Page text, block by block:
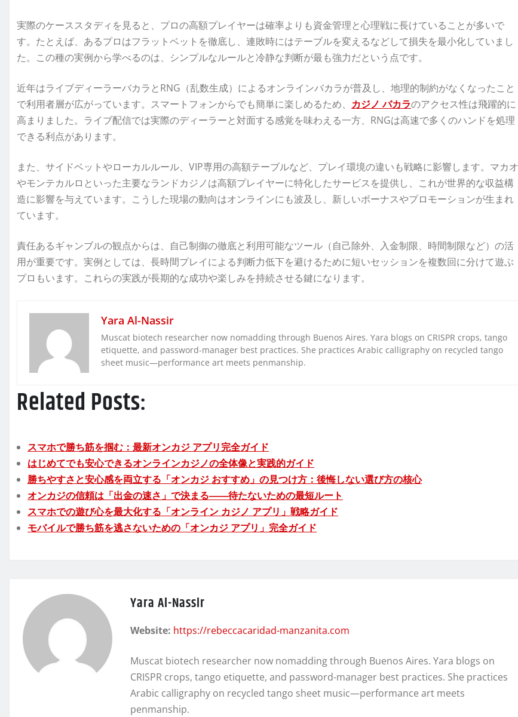
実際のケーススタディを見ると、プロの高額プレイヤーは確率よりも資金管理と心理戦に長けていることが多いで
す。たとえば、あるプロはフラットベットを徹底し、連敗時にはテーブルを変えるなどして損失を最小化していまし
た。この種の実例から学べるのは、シンプルなルールと冷静な判断が最も強力だという点です。
近年はライブディーラーバカラとRNG（乱数生成）によるオンラインバカラが普及し、地理的制約がなくなったこと
で利用者層が広がっています。スマートフォンからでも簡単に楽しめるため、 カジノ バカラのアクセス性は飛躍的に
高まりました。ライブ配信では実際のディーラーと対面する感覚を味わえる一方、RNGは高速で多くのハンドを処理
できる利点があります。
また、サイドベットやローカルルール、VIP専用の高額テーブルなど、プレイ環境の違いも戦略に影響します。マカオ
やモンテカルロといった主要なランドカジノは高額プレイヤーに特化したサービスを提供し、これが世界的な収益構
造に影響を与えています。こうした現場の動向はオンラインにも波及し、新しいボーナスやプロモーションが生まれ
ています。
責任あるギャンブルの観点からは、自己制御の徹底と利用可能なツール（自己除外、入金制限、時間制限など）の活
用が重要です。実例としては、長時間プレイによる判断力低下を避けるために短いセッションを複数回に分けて遊ぶ
プロもいます。これらの実践が長期的な成功や楽しみを持続させる鍵になります。
Yara Al-Nassir
Muscat biotech researcher now nomadding through Buenos Aires. Yara blogs on CRISPR crops, tango
etiquette, and password-manager best practices. She practices Arabic calligraphy on recycled tango
sheet music—performance art meets penmanship.
Related Posts:
スマホで勝ち筋を掴む：最新オンカジ アプリ完全ガイド
はじめてでも安心できるオンラインカジノの全体像と実践的ガイド
勝ちやすさと安心感を両立する「オンカジ おすすめ」の見つけ方：後悔しない選び方の核心
オンカジの信頼は「出金の速さ」で決まる――待たないための最短ルート
スマホでの遊び心を最大化する「オンライン カジノ アプリ」戦略ガイド
モバイルで勝ち筋を逃さないための「オンカジ アプリ」完全ガイド
Yara Al-Nassir
Website: https://rebeccacaridad-manzanita.com
Muscat biotech researcher now nomadding through Buenos Aires. Yara blogs on
CRISPR crops, tango etiquette, and password-manager best practices. She practices
Arabic calligraphy on recycled tango sheet music—performance art meets
penmanship.